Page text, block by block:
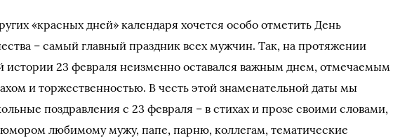
«красных дней» календаря хочется особо отметить День
– самый главный праздник всех мужчин. Так, на протяжении
истории 23 февраля неизменно оставался важным днем, отмечаемым
и торжественностью. В честь этой знаменательной даты мы
поздравления с 23 февраля – в стихах и прозе своими словами,
любимому мужу, папе, парню, коллегам, тематические